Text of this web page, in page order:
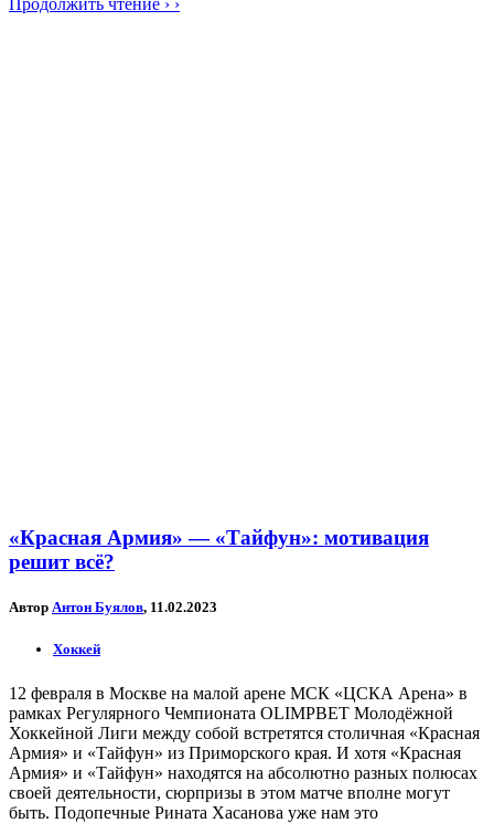
Продолжить чтение › ›
«Красная Армия» — «Тайфун»: мотивация
решит всё?
Автор Антон Буялов, 11.02.2023
Хоккей
12 февраля в Москве на малой арене МСК «ЦСКА Арена» в
рамках Регулярного Чемпионата OLIMPBET Молодёжной
Хоккейной Лиги между собой встретятся столичная «Красная
Армия» и «Тайфун» из Приморского края. И хотя «Красная
Армия» и «Тайфун» находятся на абсолютно разных полюсах
своей деятельности, сюрпризы в этом матче вполне могут
быть. Подопечные Рината Хасанова уже нам это